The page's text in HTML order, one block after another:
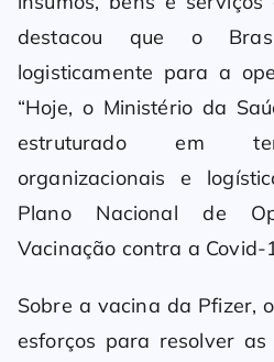
destacou que o
logisticamente para a
“Hoje, o Ministério da
estruturado em
organizacionais e
Plano Nacional de
Vacinação contra a Covid-
Sobre a vacina da Pfizer,
esforços para resolver as